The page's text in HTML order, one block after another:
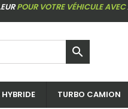
POUR VOTRE VÉHICULE AVEC

TURBO CAMION